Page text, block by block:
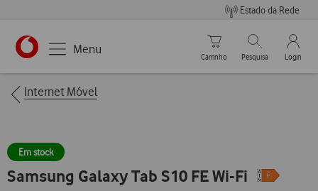
Estado da Rede
https://www.vodafone.pt
Menu
Carrinho de compras
Carrinho
Pesquisar
Pesquisa
My
Login
Breadcrumbs
Internet Móvel
Em stock
Samsung Galaxy Tab S10 FE Wi-Fi